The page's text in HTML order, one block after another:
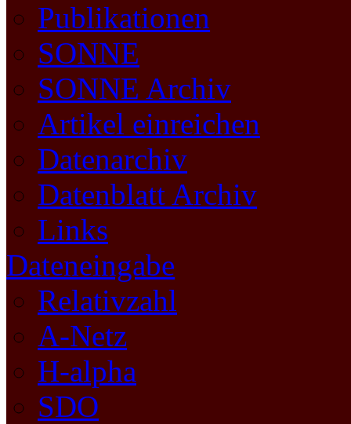
Publikationen
SONNE
SONNE Archiv
Artikel einreichen
Datenarchiv
Datenblatt Archiv
Links
Dateneingabe
Relativzahl
A-Netz
H-alpha
SDO